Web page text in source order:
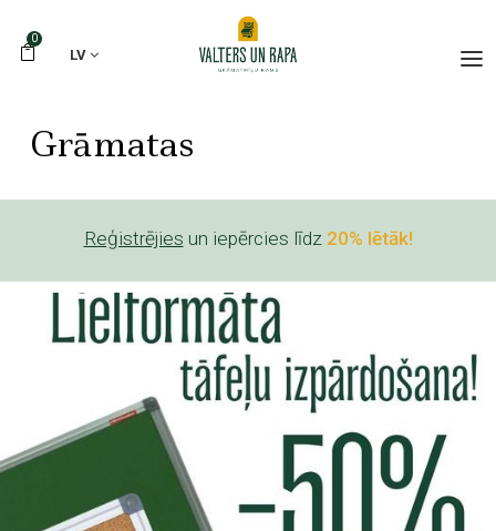
0
LV
Grāmatas
Reģistrējies un iepērcies līdz 20% lētāk!